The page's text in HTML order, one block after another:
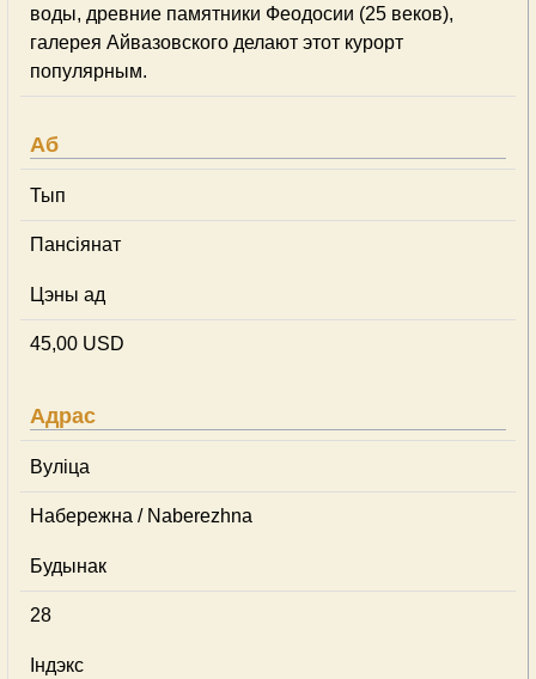
воды, древние памятники Феодосии (25 веков),
галерея Айвазовского делают этот курорт
популярным.
Аб
Тып
Пансіянат
Цэны ад
45,00 USD
Адрас
Вуліца
Набережна / Naberezhna
Будынак
28
Індэкс